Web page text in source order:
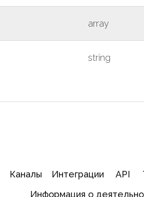
array
string
Информация о
Каналы API
Интеграции